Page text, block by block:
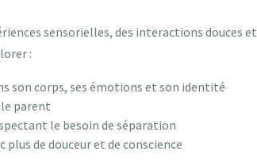
sensorielles, des interactions douces et
:
son corps, ses émotions et son identité
le parent
le besoin de séparation
de douceur et de conscience